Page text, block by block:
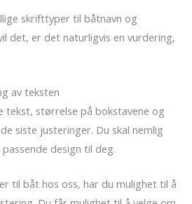
skrifttyper til båtnavn og
det, er det naturligvis en vurdering,
av teksten
tekst, størrelse på bokstavene og
siste justeringer. Du skal nemlig
design til deg.
til båt hos oss, har du mulighet til å